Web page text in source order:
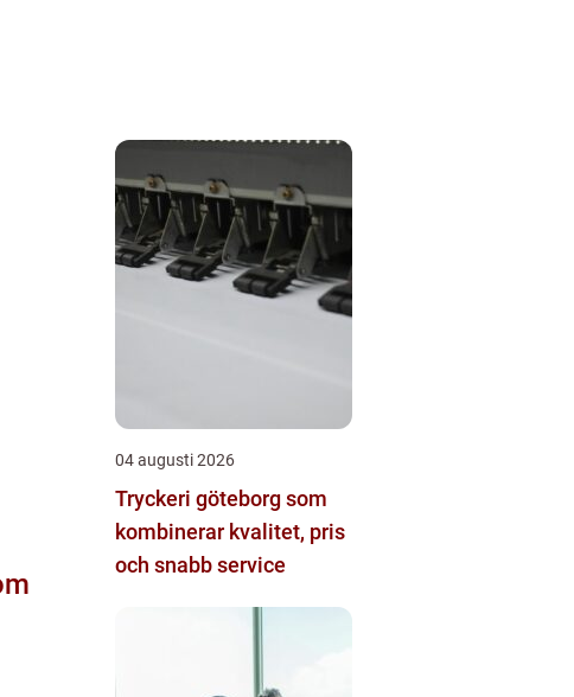
04 augusti 2026
Tryckeri göteborg som
kombinerar kvalitet, pris
och snabb service